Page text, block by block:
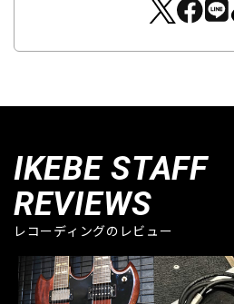
IKEBE STAFF
REVIEWS
レコーディングのレビュー